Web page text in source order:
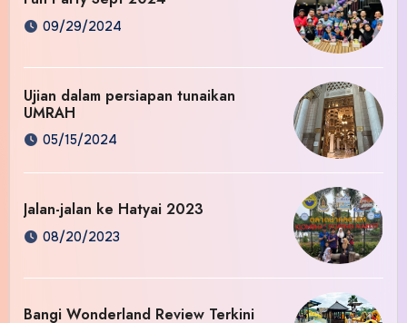
09/29/2024
Ujian dalam persiapan tunaikan
UMRAH
05/15/2024
Jalan-jalan ke Hatyai 2023
08/20/2023
Bangi Wonderland Review Terkini